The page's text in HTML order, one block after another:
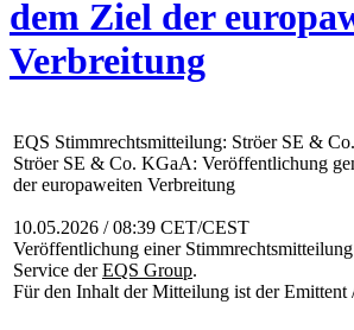
dem Ziel der
Verbreitung
EQS Stimmrechtsmitteilung: Ströer SE &
Ströer SE & Co. KGaA: Veröffentlichung
der europaweiten Verbreitung
10.05.2026 / 08:39 CET/CEST
Veröffentlichung einer
Service derEQS Group.
Für den Inhalt der Mitteilung ist der Emittent